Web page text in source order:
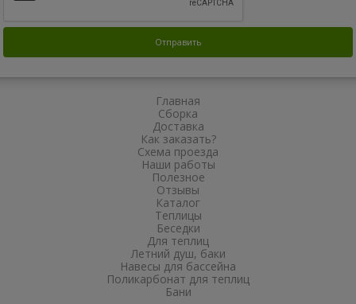
Главная
Сборка
Доставка
Как заказать?
Схема проезда
Наши работы
Полезное
Отзывы
Каталог
Теплицы
Беседки
Для теплиц
Летний душ, баки
Навесы для бассейна
Поликарбонат для теплиц
Бани